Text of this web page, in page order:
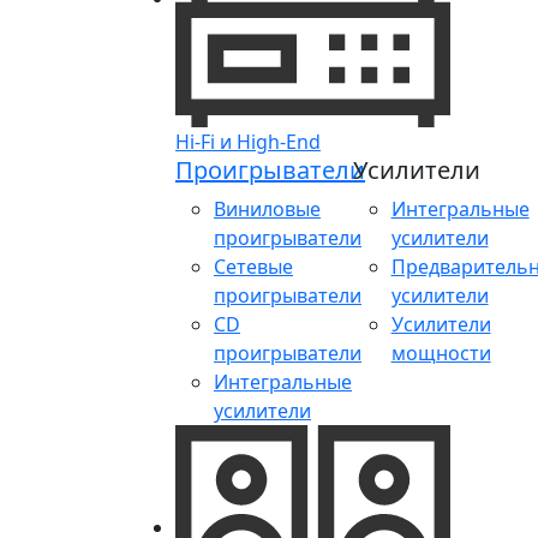
Hi-Fi и High-End
Проигрыватели
Виниловые
проигрыватели
Сетевые
проигрыватели
CD
проигрыватели
Интегральные
усилители
Усилители
Интегральные
усилители
усилители
Усилители
мощности